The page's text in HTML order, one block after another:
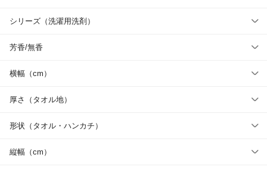
シリーズ（洗濯用洗剤）
芳香/無香
横幅（cm）
厚さ（タオル地）
形状（タオル・ハンカチ）
縦幅（cm）